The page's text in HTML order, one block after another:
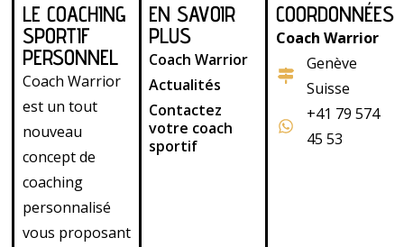
LE COACHING
SPORTIF
PERSONNEL
Coach Warrior
est un tout
nouveau
concept de
coaching
personnalisé
vous proposant
EN SAVOIR
PLUS
Coach Warrior
Actualités
Contactez
votre coach
sportif
COORDONNÉES
Coach Warrior
Genève
Suisse
+41 79 574
45 53